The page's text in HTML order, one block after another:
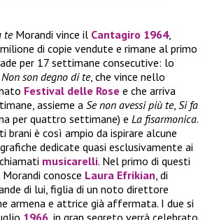
teMorandi vince il Cantagiro 1964,
di copie vendute e rimane al primo
per 17 settimane consecutive: lo
Non son degno di te, che vince nello
Festival delle Rose e che arriva
assieme a Se non avessi più te, Si fa
per quattro settimane) e La fisarmonica.
brani è così ampio da ispirare alcune
dedicate quasi esclusivamente ai
musicarelli. Nel primo di questi
Morandi conosce Laura Efrikian , di
di lui, figlia di un noto direttore
armena e attrice già affermata. I due si
1966 , in gran segreto verrà celebrato